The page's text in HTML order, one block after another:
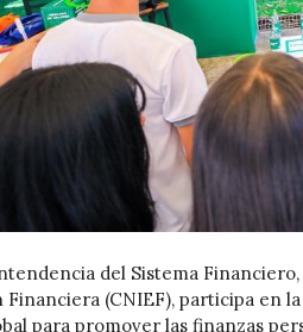
del Sistema
Financiera (CNIEF), participa en
para promover las finanzas